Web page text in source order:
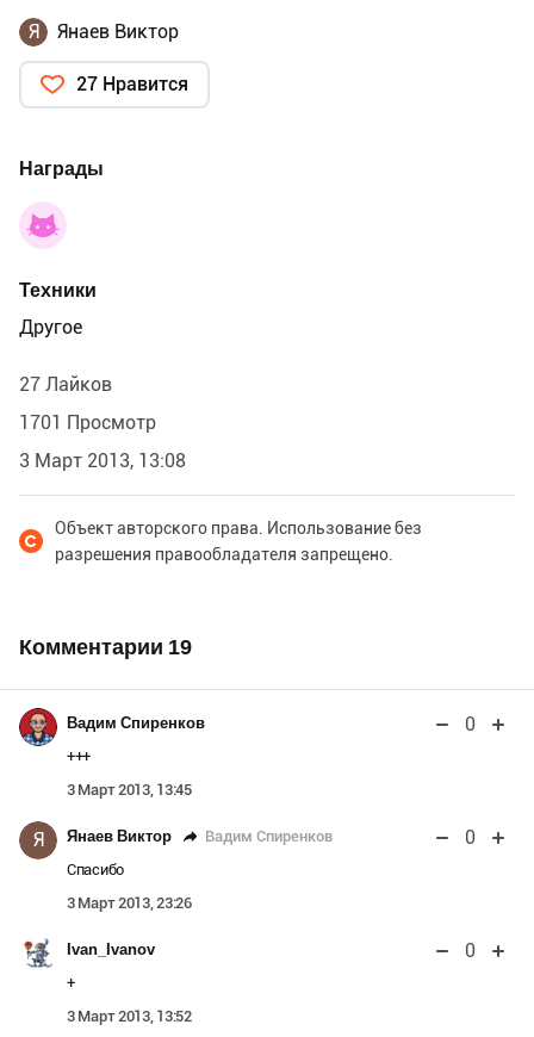
Я Янаев Виктор
27 Нравится
Награды
Техники
Другое
27 Лайков
1701 Просмотр
3 Март 2013, 13:08
Объект авторского права. Использование без
разрешения правообладателя запрещено.
Комментарии 19
Вадим Спиренков 0
+++
3 Март 2013, 13:45
Я Янаев Виктор Вадим Спиренков 0
Спасибо
3 Март 2013, 23:26
Ivan_Ivanov 0
+
3 Март 2013, 13:52